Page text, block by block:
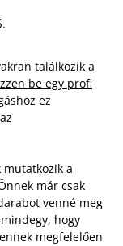
találkozik a
be egy profi
ez
a
már csak
venné meg
hogy
megfelelően